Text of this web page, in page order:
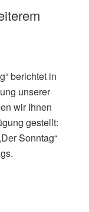
berichtet in
unserer
wir Ihnen
gestellt:
Sonntag“